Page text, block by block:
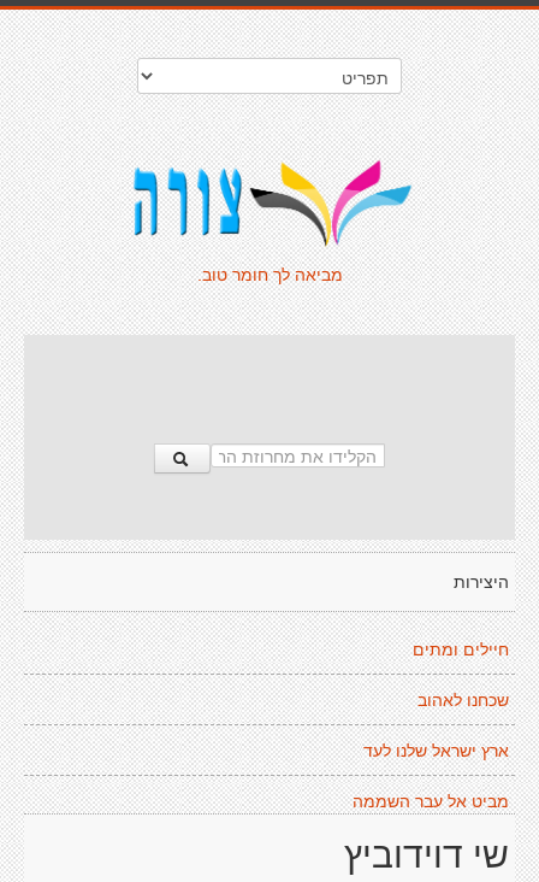
מביאה לך חומר טוב.
היצירות
חיילים ומתים
שכחנו לאהוב
ארץ ישראל שלנו לעד
מביט אל עבר השממה
שי דוידוביץ